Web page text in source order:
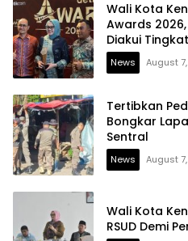
Wali Kota
Awards
Diakui
News August
Tertibkan
Bongkar
Sentral
News August
Wali Kota
RSUD Demi